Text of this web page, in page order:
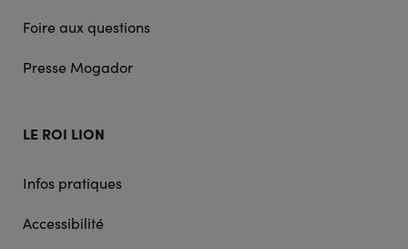
Foire aux questions
Presse Mogador
LE ROI LION
Infos pratiques
Accessibilité